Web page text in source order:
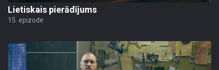
Lietiskais pierādījums
15. epizode